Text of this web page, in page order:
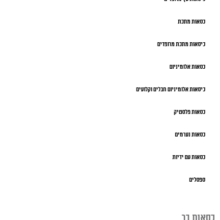
כסאות מתכת
כיסאות מתכת מרופדים
כסאות אלומיניום
כיסאות אלומיניום חבלים וקלועים
כסאות פלסטיק
כסאות נערמים
כסאות עם ידיות
ספסלים